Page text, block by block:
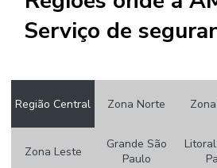
PARA
PARA
CORPORAÇÕES
Serviço de
Região Central Zona Norte
Zona Leste
Grande São
Paulo